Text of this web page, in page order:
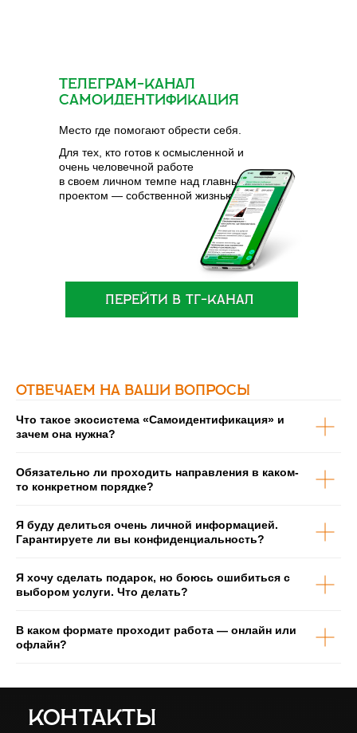
ТЕЛЕГРАМ-канал
Самоидентификация
Место где помогают обрести себя.
Для тех, кто готов к осмысленной и
очень человечной работе
в своем личном темпе над главным
проектом — собственной жизнью.
Перейти в ТГ-канал
Перейти в ТГ-канал
Отвечаем на Ваши вопросы
Что такое экосистема «Самоидентификация» и
зачем она нужна?
Обязательно ли проходить направления в каком-
то конкретном порядке?
Я буду делиться очень личной информацией.
Гарантируете ли вы конфиденциальность?
Я хочу сделать подарок, но боюсь ошибиться с
выбором услуги. Что делать?
В каком формате проходит работа — онлайн или
офлайн?
©2014, ИП Ревелисов-Крумер
Публичная оферта на оказание услуг
Политика в отношении
Обработки персональных данных
События
Проявление